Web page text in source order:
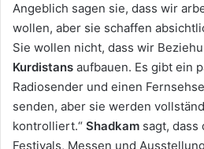
Angeblich sagen sie, dass wir
wollen, aber sie schaffen
Sie wollen nicht, dass wir
Kurdistans aufbauen. Es gibt ein
Radiosender und einen
senden, aber sie werden
kontrolliert.“ Shadkam sagt, dass
Festivals, Messen und